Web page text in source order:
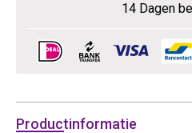
14 Dagen
Productinformatie